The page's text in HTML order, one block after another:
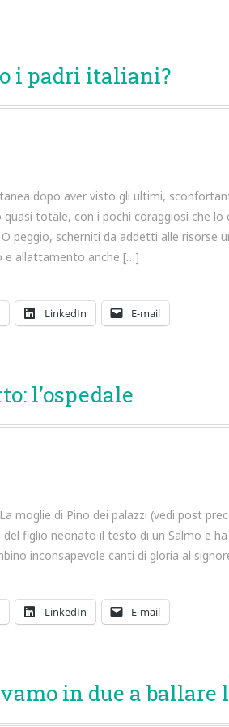
i padri italiani?
dopo aver visto gli ultimi,
totale, con i pochi coraggiosi che
peggio, scherniti da addetti alle risorse
e allattamento anche […]
LinkedIn E-mail
l’ospedale
moglie di Pino dei palazzi (vedi post
del figlio neonato il testo di un Salmo e
inconsapevole canti di gloria al
LinkedIn E-mail
in due a ballare